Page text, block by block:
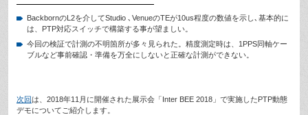
BackbornのL2を介してStudio ､VenueのTEが10us程度の数値を示し､基本的に
は、PTP対応スイッチで構築する事が望ましい。
今回の検証で計測の不明箇所が多々見られた。精度測定時は、1PPS同軸ケー
ブルなど事前確認・準備を万全にしないと正確な計測ができない。
次回は、2018年11月に開催された展示会「Inter BEE 2018」で実施したPTP動態
デモについてご紹介します。